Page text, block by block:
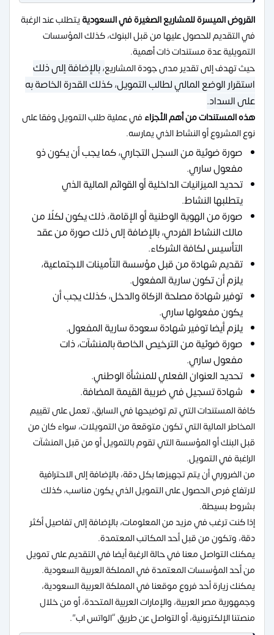
القروض الميسرة للمشاريع الصغيرة في السعوديةيتطلب عند الرغبة
في التقديم للحصول عليها من قبل البنوك، كذلك المؤسسات
التمويلية عدة مستندات ذات أهمية.
حيث تهدف إلى تقدير مدى جودة المشاريع، بالإضافة إلى ذلك
استقرار الوضع المالي لطالب التمويل، كذلك القدرة الخاصة به
على السداد.
هذه المستندات من أهم الأجزاء في عملية طلب التمويل وفقا على
نوع المشروع أو النشاط الذي يمارسه.
صورة ضوئية من السجل التجاري، كما يجب أن يكون ذو
مفعول ساري.
تحديد الميزانيات الداخلية أو القوائم المالية الذي
يتطلبها النشاط.
صورة من الهوية الوطنية أو الإقامة، ذلك يكون لكلًا من
مالك النشاط الفردي، بالإضافة إلى ذلك صورة من عقد
التأسيس لكافة الشركاء.
تقديم شهادة من قبل مؤسسة التأمينات الاجتماعية،
يلزم أن تكون سارية المفعول.
توفير شهادة مصلحة الزكاة والدخل، كذلك يجب أن
يكون مفعولها ساري.
يلزم أيضا توفير شهادة سعودة سارية المفعول.
صورة ضوئية من الترخيص الخاصة بالمنشآت، ذات
مفعول ساري.
تحديد العنوان الفعلي للمنشأة الوطني.
شهادة تسجيل في ضريبة القيمة المضافة.
كافة المستندات التي تم توضيحها في السابق، تعمل على تقييم
المخاطر المالية التي تكون متوقعة من التمويلات، سواء كان من
قبل البنك أو المؤسسة التي تقوم بالتمويل أو من قبل المنشآت
الراغبة في التمويل.
من الضروري أن يتم تجهيزها بكل دقة، بالإضافة إلى الاحترافية
لارتفاع فرص الحصول على التمويل الذي يكون مناسب، كذلك
بشروط بسيطة.
إذا كنت ترغب في مزيد من المعلومات، بالإضافة إلى تفاصيل أكثر
دقة، وتكون من قبل أحد المكاتب المعتمدة.
يمكنك التواصل معنا في حالة الرغبة أيضا في التقديم على تمويل
من أحد المؤسسات المعتمدة في المملكة العربية السعودية.
يمكنك زيارة أحد فروع موقعنا في المملكة العربية السعودية،
وجمهورية مصر العربية، والإمارات العربية المتحدة، أو من خلال
منصتنا الإلكترونية، أو التواصل عن طريق “الواتس اب”.